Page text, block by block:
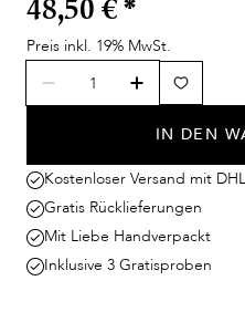
48,50 € *
Preis inkl. 19% MwSt.
IN DEN
Kostenloser Versand mit
Gratis Rücklieferungen
Mit Liebe Handverpackt
Inklusive 3 Gratisproben